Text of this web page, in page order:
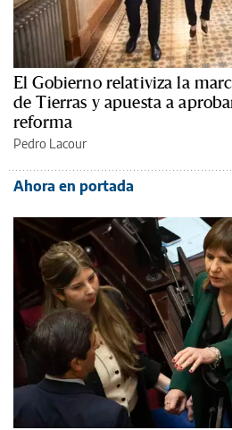
El Gobierno relativiza la
de Tierras y apuesta a
reforma
Pedro Lacour
Ahora en portada